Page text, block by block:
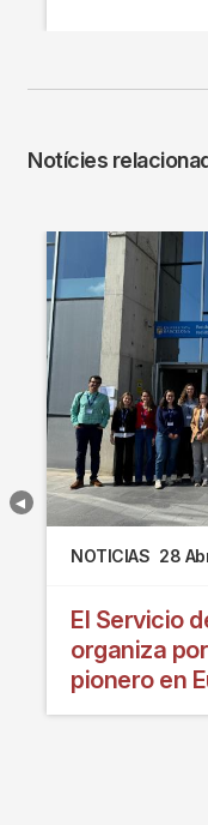
Notícies
NOTICIAS 28
El Servicio
organiza
pionero en